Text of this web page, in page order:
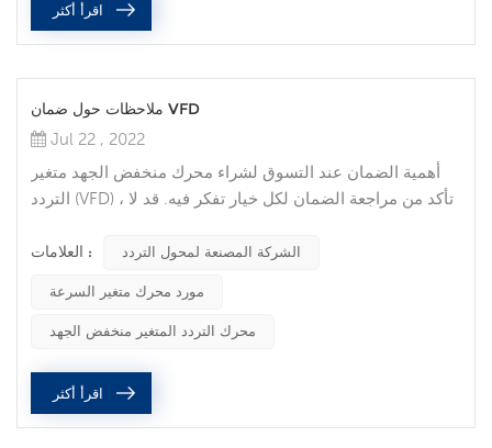
أكبر ....
اقرأ أكثر
ملاحظات حول ضمان VFD
Jul 22 , 2022
أهمية الضمان عند التسوق لشراء محرك منخفض الجهد متغير
التردد (VFD) ، تأكد من مراجعة الضمان لكل خيار تفكر فيه. قد لا
جيدة ويمكن أن تساعدك في إصلاح جهازك أو استبداله. فيما يلي
رفض VFDs في تقييمات الضمان التي قد تساعد. التكليف
والصيانة الوقائيةبعد شراء VFD ووصوله ، قد تجد أن الضمان
العلامات : الشركة المصنعة لمحول التردد
مورد محرك متغير السرعة
محرك التردد المتغير منخفض الجهد
اقرأ أكثر